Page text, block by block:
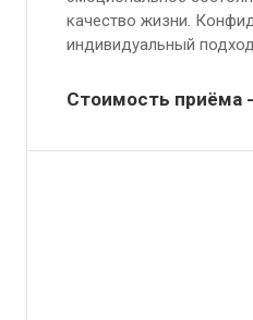
качество жизни.
индивидуальный
Стоимость приёма